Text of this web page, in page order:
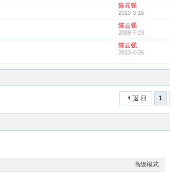
陈云强
2010-3-16
陈云强
2009-7-23
陈云强
2013-4-26
1
返 回
高级模式